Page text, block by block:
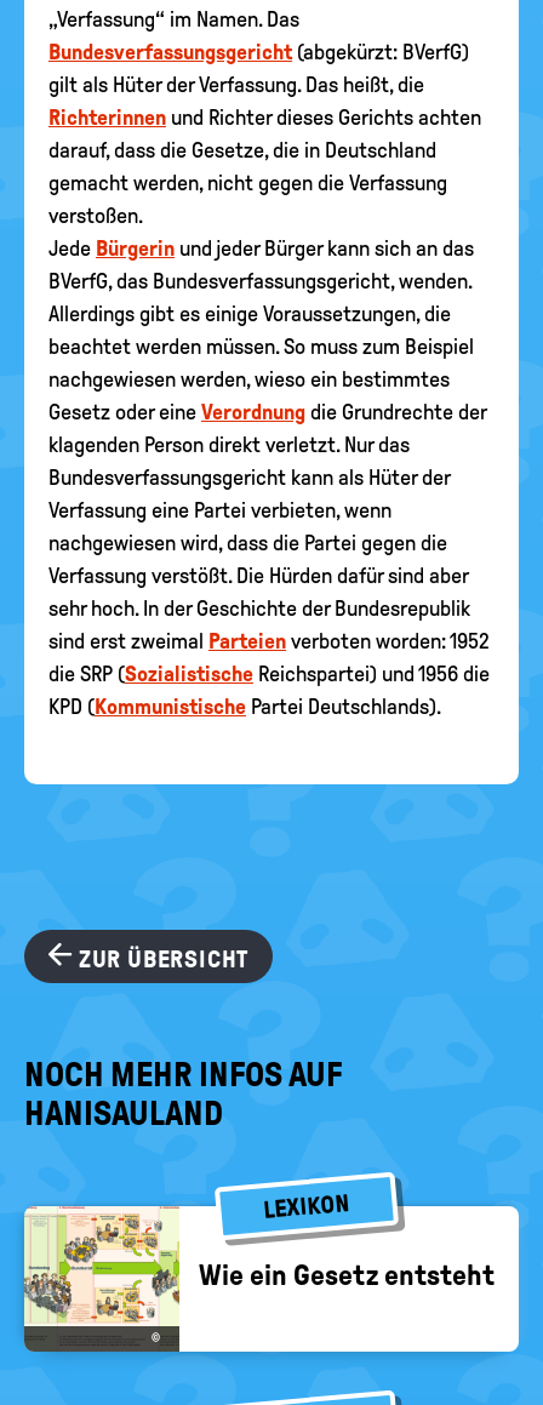
„Verfassung“ im Namen. Das
Bundesverfassungsgericht(abgekürzt: BVerfG)
gilt als Hüter der Verfassung. Das heißt, die
Richterinnen und Richter dieses Gerichts achten
darauf, dass die Gesetze, die in Deutschland
gemacht werden, nicht gegen die Verfassung
verstoßen.
Jede Bürgerin und jeder Bürger kann sich an das
BVerfG, das Bundesverfassungsgericht, wenden.
Allerdings gibt es einige Voraussetzungen, die
beachtet werden müssen. So muss zum Beispiel
nachgewiesen werden, wieso ein bestimmtes
Gesetz oder eine Verordnung die Grundrechte der
klagenden Person direkt verletzt. Nur das
Bundesverfassungsgericht kann als Hüter der
Verfassung eine Partei verbieten, wenn
nachgewiesen wird, dass die Partei gegen die
Verfassung verstößt. Die Hürden dafür sind aber
sehr hoch. In der Geschichte der Bundesrepublik
sind erst zweimal Parteien verboten worden: 1952
die SRP (Sozialistische Reichspartei) und 1956 die
KPD (Kommunistische Partei Deutschlands).
ZUR ÜBERSICHT
NOCH MEHR INFOS AUF
HANISAULAND
LEXIKON
©
Wie ein Ge­setz ent­steht